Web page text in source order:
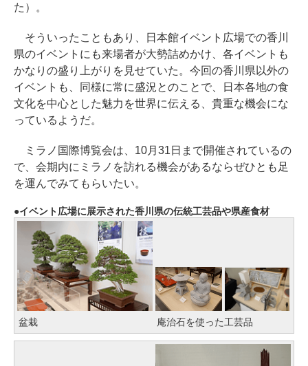
た）。
そういったこともあり、日本館イベント広場での香川
県のイベントにも来場者が大勢詰めかけ、各イベントも
かなりの盛り上がりを見せていた。今回の香川県以外の
イベントも、同様に常に盛況とのことで、日本各地の食
文化を中心とした魅力を世界に伝える、貴重な機会にな
っているようだ。
ミラノ国際博覧会は、10月31日まで開催されているの
で、会期内にミラノを訪れる機会があるならぜひとも足
を運んでみてもらいたい。
イベント広場に展示された香川県の伝統工芸品や県産食材
盆栽 庵治石を使った工芸品